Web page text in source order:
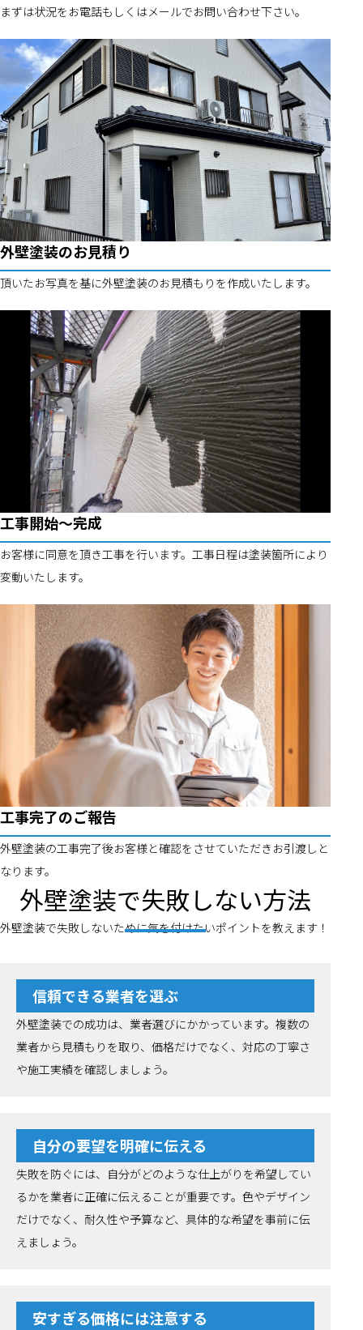
まずは状況をお電話もしくはメールでお問い合わせ下さい。
外壁塗装のお見積り
頂いたお写真を基に外壁塗装のお見積もりを作成いたします。
工事開始～完成
お客様に同意を頂き工事を行います。工事日程は塗装箇所により
変動いたします。
工事完了のご報告
外壁塗装の工事完了後お客様と確認をさせていただきお引渡しと
なります。
外壁塗装で失敗しない方法
外壁塗装で失敗しないために気を付けたいポイントを教えます！
信頼できる業者を選ぶ
外壁塗装での成功は、業者選びにかかっています。複数の
業者から見積もりを取り、価格だけでなく、対応の丁寧さ
や施工実績を確認しましょう。
自分の要望を明確に伝える
失敗を防ぐには、自分がどのような仕上がりを希望してい
るかを業者に正確に伝えることが重要です。色やデザイン
だけでなく、耐久性や予算など、具体的な希望を事前に伝
えましょう。
安すぎる価格には注意する